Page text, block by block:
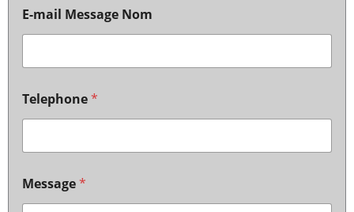
E-mail Message Nom
Telephone*
Message*